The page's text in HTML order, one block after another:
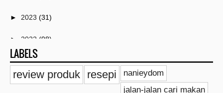
► 2023 (31)
► 2022 (98)
►2021(259)
►2020(18)
LABELS
review produk resepi
nanieydom
jalan-jalan cari makan